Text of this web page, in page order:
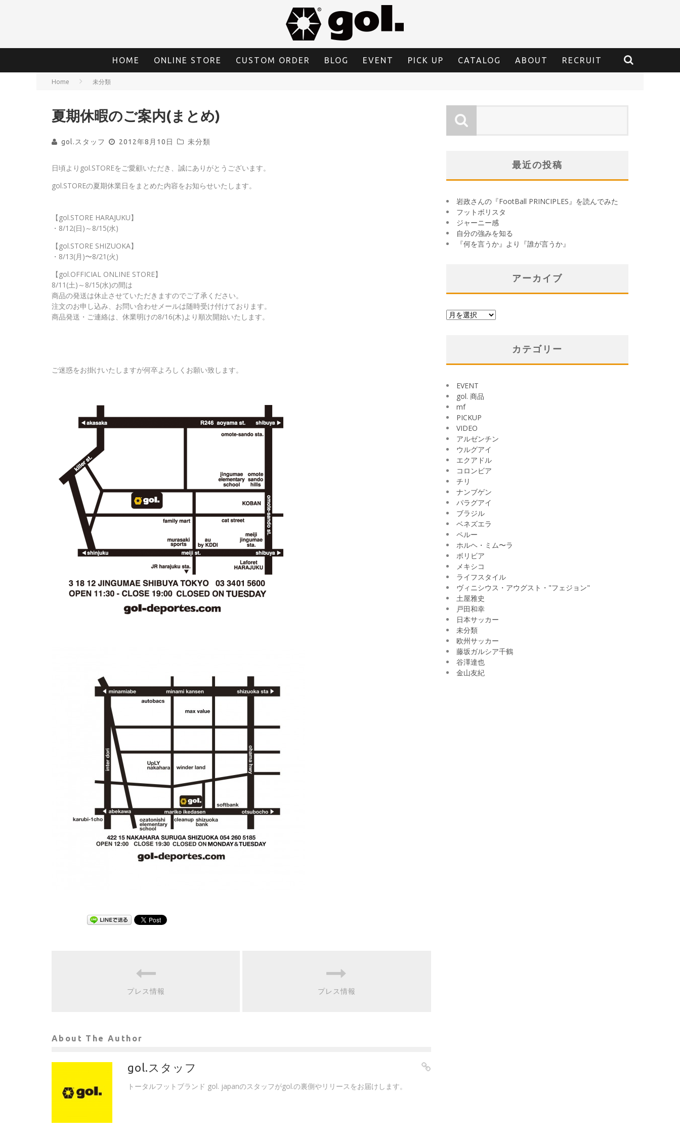
HOME ONLINE STORE CUSTOM ORDER BLOG EVENT PICK UP CATALOG ABOUT RECRUIT
Home 未分類
夏期休暇のご案内(まとめ)
gol.スタッフ 2012年8月10日 未分類
日頃よりgol.STOREをご愛顧いただき、誠にありがとうございます。
gol.STOREの夏期休業日をまとめた内容をお知らせいたします。
【gol.STORE HARAJUKU】
・8/12(日)～8/15(水)
【gol.STORE SHIZUOKA】
・8/13(月)〜8/21(火)
【gol.OFFICIAL ONLINE STORE】
8/11(土)～8/15(水)の間は
商品の発送は休止させていただきますのでご了承ください。
注文のお申し込み、お問い合わせメールは随時受け付けております。
商品発送・ご連絡は、休業明けの8/16(木)より順次開始いたします。
ご迷惑をお掛けいたしますが何卒よろしくお願い致します。
プレス情報 プレス情報
About The Author
gol.スタッフ
トータルフットブランド gol. japanのスタッフがgol.の裏側やリリースをお届けします。
最近の投稿
岩政さんの『FootBall PRINCIPLES』を読んでみた
フットボリスタ
ジャーニー感
自分の強みを知る
『何を言うか』より『誰が言うか』
アーカイブ
ア
カテゴリー
EVENT
gol. 商品
mf
PICKUP
VIDEO
アルゼンチン
ウルグアイ
エクアドル
コロンビア
チリ
ナンブゲン
パラグアイ
ブラジル
ベネズエラ
ペルー
ホルヘ・ミム〜ラ
ボリビア
メキシコ
ライフスタイル
ヴィニシウス・アウグスト・"フェジョン"
土屋雅史
戸田和幸
日本サッカー
未分類
欧州サッカー
藤坂ガルシア千鶴
谷澤達也
金山友紀